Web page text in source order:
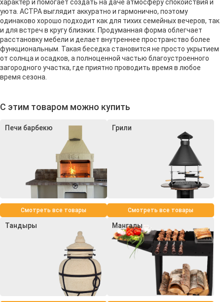
характер и помогает создать на даче атмосферу спокойствия и
уюта. АСТРА выглядит аккуратно и гармонично, поэтому
одинаково хорошо подходит как для тихих семейных вечеров, так
и для встреч в кругу близких. Продуманная форма облегчает
расстановку мебели и делает внутреннее пространство более
функциональным. Такая беседка становится не просто укрытием
от солнца и осадков, а полноценной частью благоустроенного
загородного участка, где приятно проводить время в любое
время сезона.
С этим товаром можно купить
Печи барбекю
Смотреть все товары
Грили
Смотреть все товары
Тандыры Мангалы